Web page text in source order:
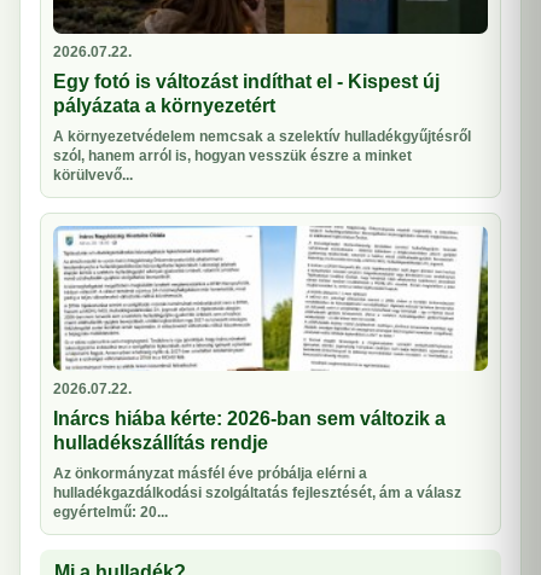
2026.07.22.
Egy fotó is változást indíthat el - Kispest új
pályázata a környezetért
A környezetvédelem nemcsak a szelektív hulladékgyűjtésről
szól, hanem arról is, hogyan vesszük észre a minket
körülvevő...
2026.07.22.
Inárcs hiába kérte: 2026-ban sem változik a
hulladékszállítás rendje
Az önkormányzat másfél éve próbálja elérni a
hulladékgazdálkodási szolgáltatás fejlesztését, ám a válasz
egyértelmű: 20...